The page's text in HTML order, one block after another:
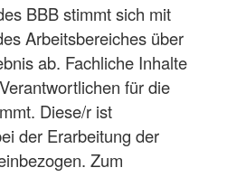
BBB stimmt sich mit
Arbeitsbereiches über
ab. Fachliche Inhalte
für die
Diese/r ist
der Erarbeitung der
Zum